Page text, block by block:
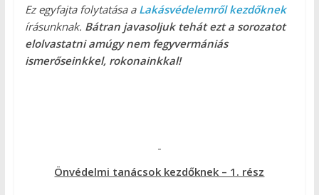
Ez egyfajta folytatása aLakásvédelemről kezdőknek
írásunknak. Bátran javasoljuk tehát ezt a sorozatot
elolvastatni amúgy nem fegyvermániás
ismerőseinkkel, rokonainkkal!
Önvédelmi tanácsok kezdőknek – 1. rész